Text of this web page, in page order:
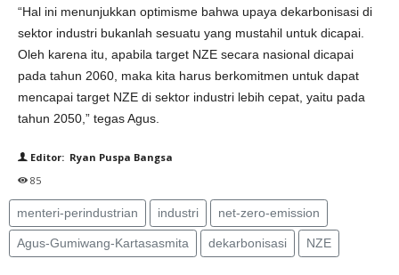
“Hal ini menunjukkan optimisme bahwa upaya dekarbonisasi di
sektor industri bukanlah sesuatu yang mustahil untuk dicapai.
Oleh karena itu, apabila target NZE secara nasional dicapai
pada tahun 2060, maka kita harus berkomitmen untuk dapat
mencapai target NZE di sektor industri lebih cepat, yaitu pada
tahun 2050,” tegas Agus.
Editor: Ryan Puspa Bangsa
85
menteri-perindustrian industri net-zero-emission
Agus-Gumiwang-Kartasasmita dekarbonisasi NZE